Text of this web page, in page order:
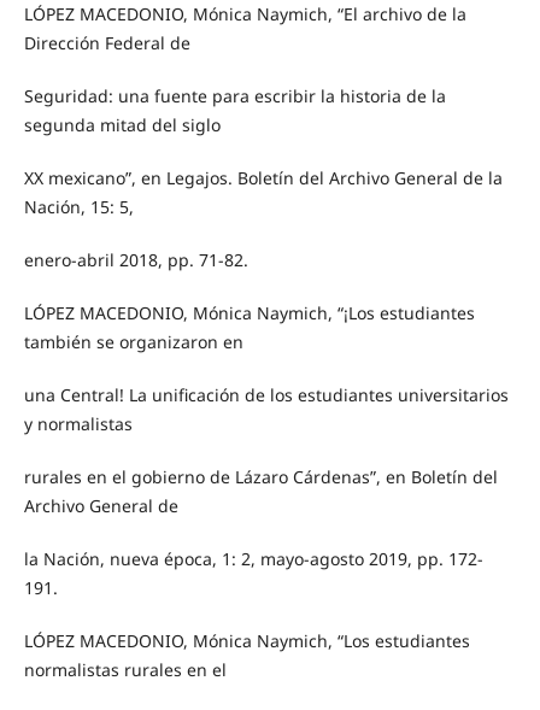
LÓPEZ MACEDONIO, Mónica Naymich, “El archivo de la
Dirección Federal de
Seguridad: una fuente para escribir la historia de la
segunda mitad del siglo
XX mexicano”, en Legajos. Boletín del Archivo General de la
Nación, 15: 5,
enero-abril 2018, pp. 71-82.
LÓPEZ MACEDONIO, Mónica Naymich, “¡Los estudiantes
también se organizaron en
una Central! La unificación de los estudiantes universitarios
y normalistas
rurales en el gobierno de Lázaro Cárdenas”, en Boletín del
Archivo General de
la Nación, nueva época, 1: 2, mayo-agosto 2019, pp. 172-
191.
LÓPEZ MACEDONIO, Mónica Naymich, “Los estudiantes
normalistas rurales en el